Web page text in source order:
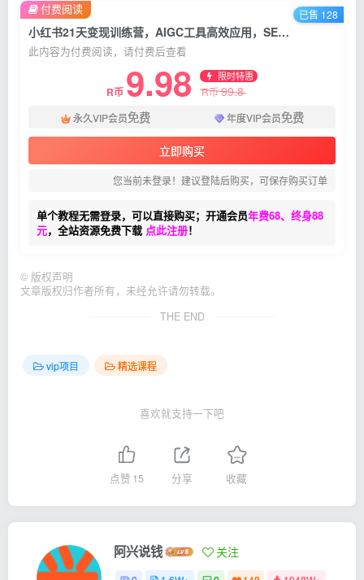
小红书21天变现训练营，AIGC工具高效应用，SEO优化核心技巧
此内容为付费阅读，请付费后查看
R币 9.98 限时特惠
R币99.8
永久VIP会员免费 年度VIP会员免费
立即购买
您当前未登录！建议登陆后购买，可保存购买订单
单个教程无需登录，可以直接购买；开通会员年费68、终身88
元，全站资源免费下载 点此注册！
付费阅读 已售 128
© 版权声明
文章版权归作者所有，未经允许请勿转载。
THE END
vip项目 精选课程
喜欢就支持一下吧
点赞 15 分享 收藏
阿兴说钱 关注